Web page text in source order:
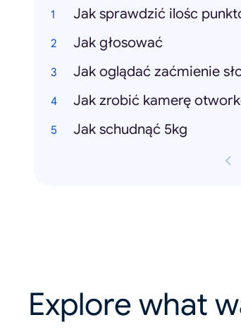
Jak sprawdzić ilośc
Jak głosować
Jak oglądać zaćmienie
Jak zrobić kamerę
Jak schudnąć 5kg
Explore what